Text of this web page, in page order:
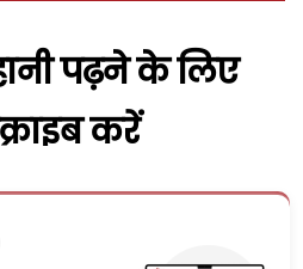
पढ़ने के लिए
करें